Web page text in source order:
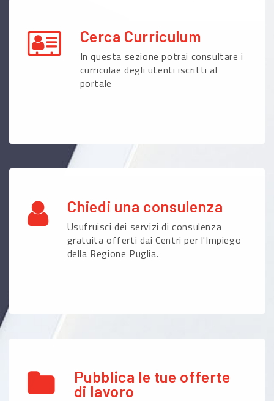
Cerca Curriculum
In questa sezione potrai consultare i
curriculae degli utenti iscritti al
portale
Chiedi una consulenza
Usufruisci dei servizi di consulenza
gratuita offerti dai Centri per l'Impiego
della Regione Puglia.
Pubblica le tue offerte
di lavoro